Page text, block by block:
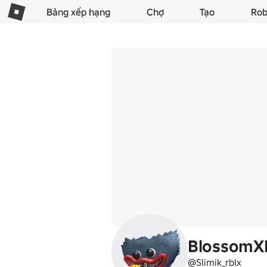
Bảng xếp hạng Chợ Tạo
@Slimik_rblx